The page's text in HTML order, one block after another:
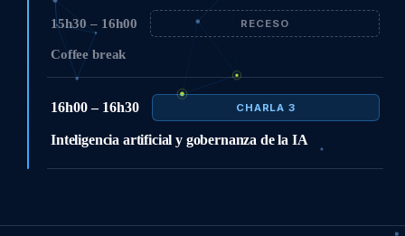
15h30 – 16h00 RECESO
Coffee break
16h00 – 16h30 CHARLA 3
Inteligencia artificial y gobernanza de la IA